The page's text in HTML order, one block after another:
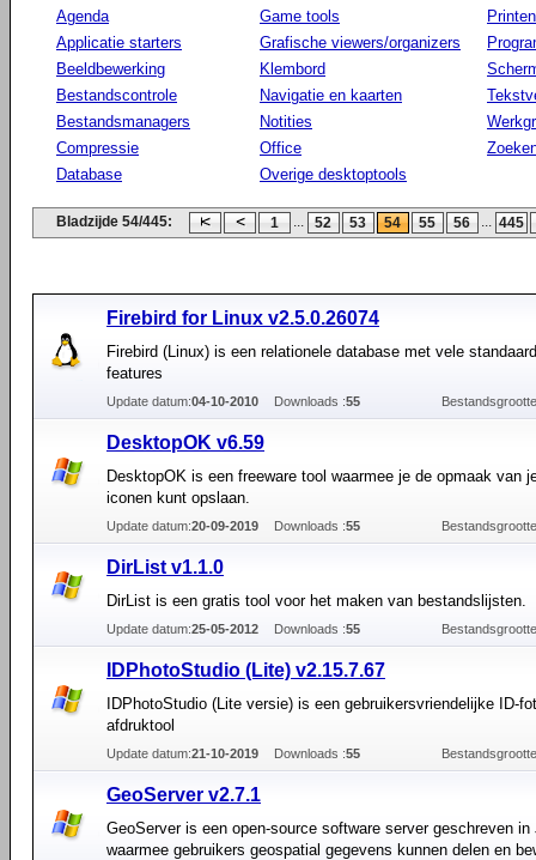
Agenda
Applicatie starters
Beeldbewerking
Bestandscontrole
Bestandsmanagers
Compressie
Database
Game tools
Grafische viewers/organizers
Klembord
Navigatie en kaarten
Notities
Office
Overige desktoptools
Printen
Bladzijde 54/445: 1 ... 52 53 54 55 56 ... 445
Firebird for Linux v2.5.0.26074
Firebird (Linux) is een relationele database met vele
features
Update datum:04-10-2010 Downloads :55
DesktopOK v6.59
DesktopOK is een freeware tool waarmee je de opmaak van
iconen kunt opslaan.
Update datum:20-09-2019 Downloads :55
DirList v1.1.0
DirList is een gratis tool voor het maken van bestandslijsten.
Update datum:25-05-2012 Downloads :55
IDPhotoStudio (Lite) v2.15.7.67
IDPhotoStudio (Lite versie) is een gebruikersvriendelijke ID-
afdruktool
Update datum:21-10-2019 Downloads :55
GeoServer v2.7.1
GeoServer is een open-source software server geschreven in
waarmee gebruikers geospatial gegevens kunnen delen en